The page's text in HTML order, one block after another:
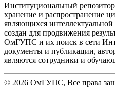
Институциональный
хранение и распространение
являющихся
создан для продвижения
ОмГУПС и их поиск в сети
документы и публикации,
являются сотрудники и
© 2026 ОмГУПС, Все права